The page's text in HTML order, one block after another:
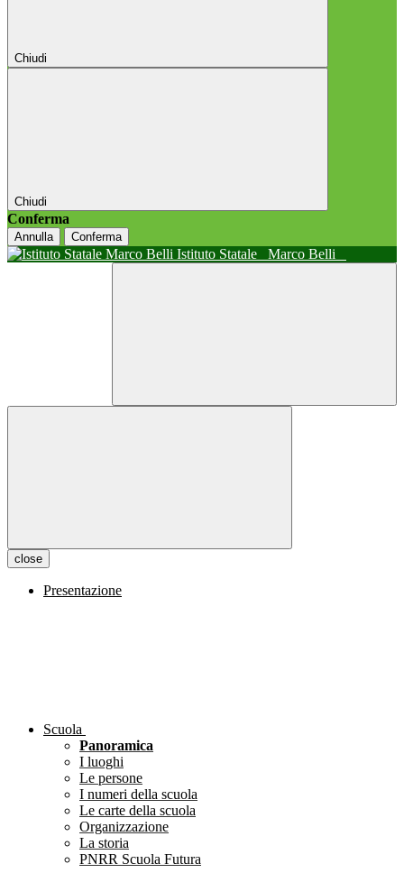
Chiudi
Chiudi
Conferma
Annulla Conferma
Istituto Statale Marco Belli
close
Presentazione
Scuola
Panoramica
I luoghi
Le persone
I numeri della scuola
Le carte della scuola
Organizzazione
La storia
PNRR Scuola Futura